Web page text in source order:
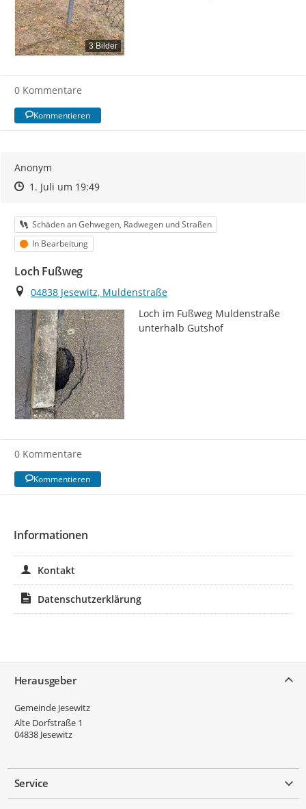
3 Bilder
0 Kommentare
Kommentieren
Anonym
Zeitpunkt des Erstellens
Zeitpunkt des Erstellens
1. Juli um 19:49Zur Äußerung
Kategorie
Schäden an Gehwegen, Radwegen und Straßen
Status
In Bearbeitung
Loch Fußweg
Ort
04838 Jesewitz, Muldenstraße
Loch im Fußweg Muldenstraße
unterhalb Gutshof
0 Kommentare
Kommentieren
Informationen
Kontakt
Datenschutzerklärung
Herausgeber
Gemeinde Jesewitz
Alte Dorfstraße 1
04838 Jesewitz
Service